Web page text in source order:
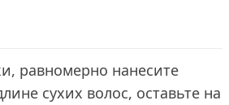
равномерно нанесите
сухих волос, оставьте на